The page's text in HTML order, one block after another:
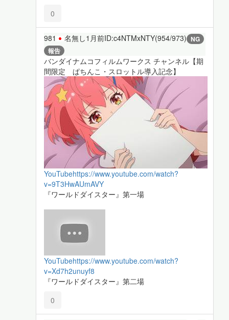
0
981 名無し1月前ID:c4NTMxNTY(954/973) NG
報告
バンダイナムコフィルムワークス チャンネル【期
間限定 ぱちんこ・スロットル導入記念】
YouTubehttps://www.youtube.com/watch?
v=9T3HwAUmAVY
『ワールドダイスター』第一場
YouTubehttps://www.youtube.com/watch?
v=Xd7h2unuyf8
『ワールドダイスター』第二場
0